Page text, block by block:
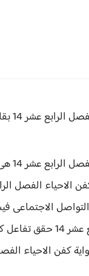
الرابع عشر 14 بقلم حبيبة الشاهد
الاجتماعى
حقق
تفاعل
كفن الاحياء